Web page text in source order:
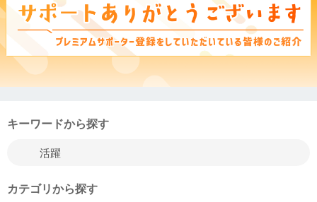
キーワードから探す
カテゴリから探す